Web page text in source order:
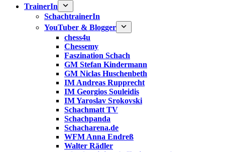
TrainerIn
SchachtrainerIn
YouTuber & Blogger
chess4u
Chessemy
Faszination Schach
GM Stefan Kindermann
GM Niclas Huschenbeth
IM Andreas Rupprecht
IM Georgios Souleidis
IM Yaroslav Srokovski
Schachmatt TV
Schachpanda
Schacharena.de
WFM Anna Endreß
Walter Rädler